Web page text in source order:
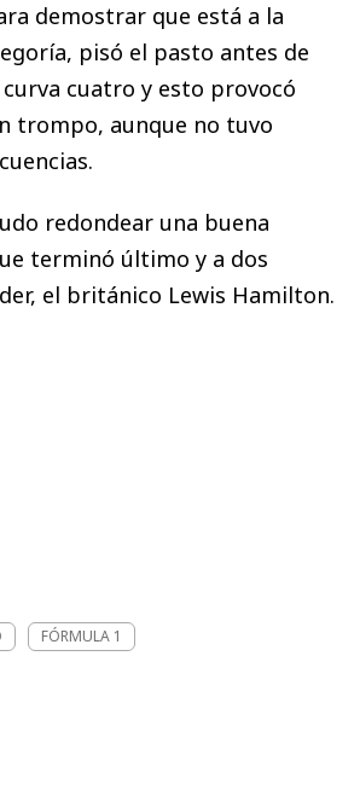
demostrar que está a la
pisó el pasto antes de
cuatro y esto provocó
trompo, aunque no tuvo
redondear una buena
terminó último y a dos
el británico Lewis Hamilton.
FÓRMULA 1